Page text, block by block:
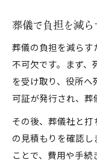
葬儀で負担を減
葬儀の負担を減ら
不可欠です。まず、
を受け取り、役所
可証が発行され、葬
その後、葬儀社と
の見積もりを確認
ことで、費用や手